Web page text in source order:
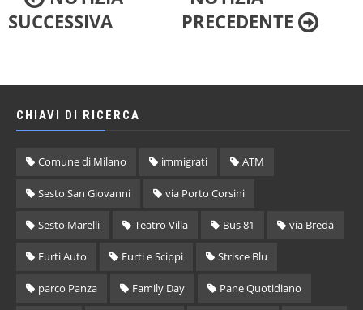
SUCCESSIVA
PRECEDENTE
CHIAVI DI RICERCA
Comune di Milano immigrati ATM
Sesto San Giovanni via Porto Corsini
Sesto Marelli Teatro Villa Bus 81 via Breda
Furti Auto Furti e Scippi Strisce Blu
parco Panza Family Day Pane Quotidiano